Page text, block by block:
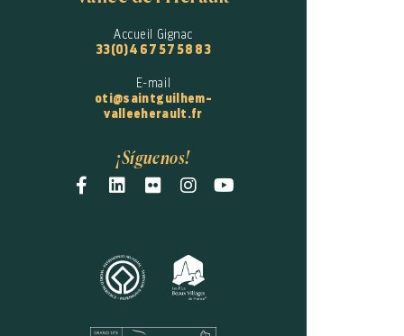
Accueil Gignac
33(0)4 67 57 58 83
E-mail
oti@saintguilhem-
valleeherault.fr
¡Síguenos!